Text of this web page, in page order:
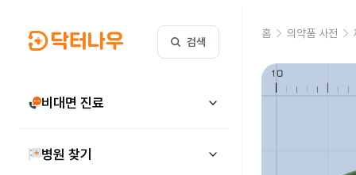
검색
비대면 진료
병원 찾기
홈 의약품 사전